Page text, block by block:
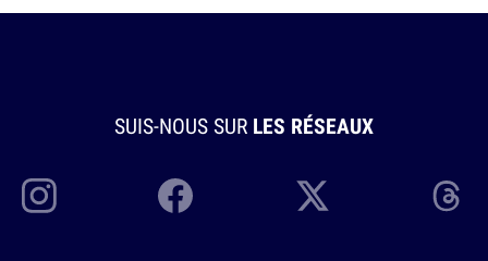
SUIS-NOUS SUR LES RÉSEAUX